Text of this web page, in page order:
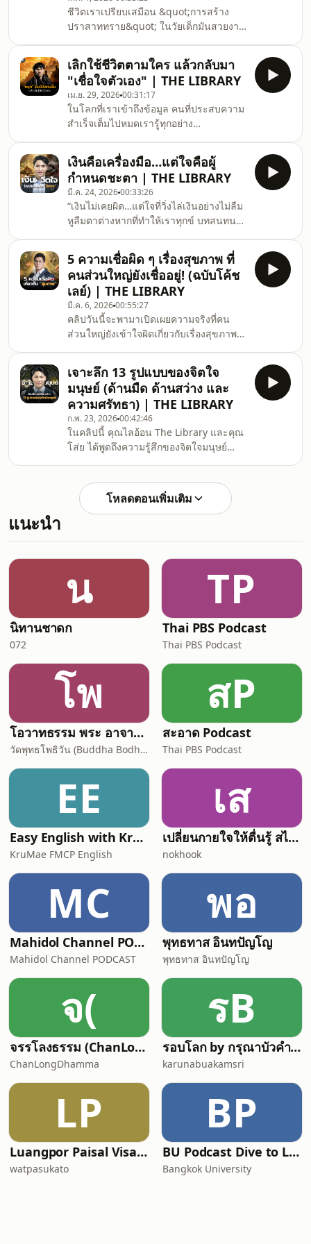
โกรธ เข้าใจ และมองความโกรธเป็นครูที่
สอนบทเรียนเราจะค้นพบขุมทรัพย์ในชีวิต
&quot;ที่ทั้งชีวิตถูกซ่อนไว้ &quot;
ชีวิตเราเปรียบเสมือน &quot;การสร้าง
ปราสาททราย&quot; ในวัยเด็กมันสวยงาม
บ้างก็สุข ทุกข์ และเต็มไปด้วยความทรงจำ
แต่สุดท้ายทุกสิ่งย่อมมีตอนจบณ ตอนนั้น อยู่
ที่เราเลือกแล้วว่าเราจะเลือกฉากจบ
อย่างไร?ในคลิปนี้จะมาพูดถึงศิลปะการเตรี
ยมพร้อมที่จะ &quot;จากไป&quot;(Before
the Last Goodbye)ผ่านเรื่องเล่าที่เข้าใจ
ง่าย และปรัชญาของชีวิต---------------------
-----------⭐ สมัครสม
เลิกใช้ชีวิตตามใคร แล้วกลับมา
"เชื่อใจตัวเอง" | THE LIBRARY
เม.ย. 29, 202600:31:17
ในโลกที่เราเข้าถึงข้อมูล คนที่ประสบความ
สำเร็จเต็มไปหมดเรารู้ทุกอย่าง
คน &quot;ยกเว้น&quot; เชื่อในตนเองเรา
ทำทุกอย่างที่เขาบอกว่าดี
&quot;ยกเว้น&quot; ทำสิ่งที่เป็นตัวเรา
จริงๆเอาเวลาไปพัฒนาตัวเองผ่านการฟัง
ชีวิตคนอื่น ฟังวิธีการ ฟังประสบความ
สำเร็จคนอื่น&quot;ยกเว้น&quot; ลงมือหา
เส้นทางประสบความสำเร็จของตัวเองใน
คลิปนี้จะพูดถึงแนวคิดของการ &quot;หยุด
ยืมจมูกคนอื
เงินคือเครื่องมือ…แต่ใจคือผู้
กำหนดชะตา | THE LIBRARY
มี.ค. 24, 202600:33:26
“เงินไม่เคยผิด…แต่ใจที่วิ่งไล่เงินอย่างไม่ลืม
หูลืมตาต่างหากที่ทำให้เราทุกข์ บทสนทนา
เลือกเงินที่ทำให้เรายกระดับชีวิตอย่าง
แท้จริง”
5 ความเชื่อผิด ๆ เรื่องสุขภาพ ที่
คนส่วนใหญ่ยังเชื่ออยู่! (ฉบับโค้ช
เลย์) | THE LIBRARY
มี.ค. 6, 202600:55:27
คลิปวันนี้จะพามาเปิดเผยความจริงที่คน
ส่วนใหญ่ยังเข้าใจผิดเกี่ยวกับเรื่องสุขภาพ
เนื้อ หรือ ทำยังไงให้สุขภาพดีโดยจะมี โค้ช
เลย์ ที่จะมาเป็นผู้ให้ความรู้เกี่ยวกับสุขภาพ
และสิ่งที่คนส่วนใหญ่เข้าใจผิดโดยหวังว่า
คุณผู้ฟังทุกท่านจะได้รับประโยชน์สูงสุด
จากคลิปนี้นะ
ครับ_________________________________Self
Discipline Mastery Camp 2026📍 สถาน
ที่: Nowadays - Khaoyaiจ.นครรา
เจาะลึก 13 รูปแบบของจิตใจ
มนุษย์ (ด้านมืด ด้านสว่าง และ
ความศรัทธา) | THE LIBRARY
ก.พ. 23, 202600:42:46
ในคลิปนี้ คุณไลอ้อน The Library และคุณ
โส่ย ได้พูดถึงความรู้สึกของจิตใจมนุษย์
กุ๊กกิ๊ก シュガシュガルーン ; Shuga
Shuga Rūn สามารถดูรายละเอียดการ์ตูน
รวมทั้งวิธีพัฒนาจิตใจให้ขึ้นไปในระดับที่สูง
ขึ้น โดยประกอบด้วย 1) ใจสีเทา (Pity
โหลดตอนเพิ่มเติม
แนะนำ
น
นิทานชาดก
072
TP
Thai PBS Podcast
Thai PBS Podcast
โพ
โอวาทธรรม พระ อาจารย์ กัลยาโณ
วัดพุทธโพธิวัน (Buddha Bodhivana Monastery - Ajahn Kalyano)
สP
สะอาด Podcast
Thai PBS Podcast
EE
Easy English with KruMae FMCP English
KruMae FMCP English
เส
เปลี่ยนกายใจให้ตื่นรู้ สไตล์ "พื้นที่ของควา
nokhook
MC
Mahidol Channel PODCAST
Mahidol Channel PODCAST
พอ
พุทธทาส อินทปัญโญ
พุทธทาส อินทปัญโญ
จ(
จรรโลงธรรม (ChanLongDhamma)
ChanLongDhamma
รB
รอบโลก by กรุณาบัวคำศรี
karunabuakamsri
LP
Luangpor Paisal Visalo‘s Podcast (ธรรมะ จาก หลวงพ่อไพศาล วิสาโล)
watpasukato
BP
BU Podcast Dive to Lock in
Bangkok University